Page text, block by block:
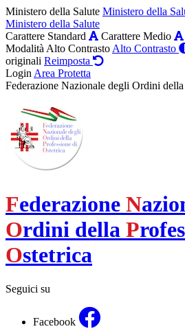
Ministero della Salute Ministero della
Ministero della Salute
Carattere Standard
Carattere Medio
Modalità Alto Contrasto Alto Contrasto
originali Reimposta
Login Area Protetta
Federazione Nazionale degli Ordini
Federazione N
Ordini della P
Ostetrica
Seguici su
Facebook